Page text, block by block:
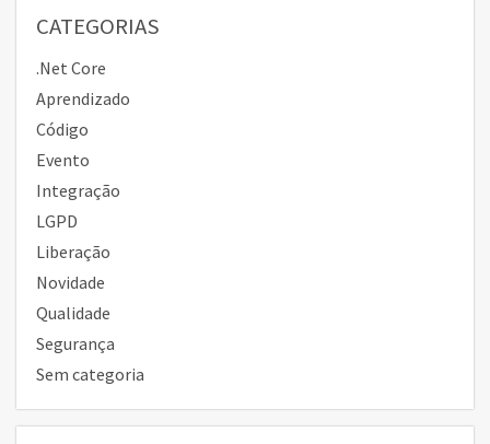
CATEGORIAS
.Net Core
Aprendizado
Código
Evento
Integração
LGPD
Liberação
Novidade
Qualidade
Segurança
Sem categoria